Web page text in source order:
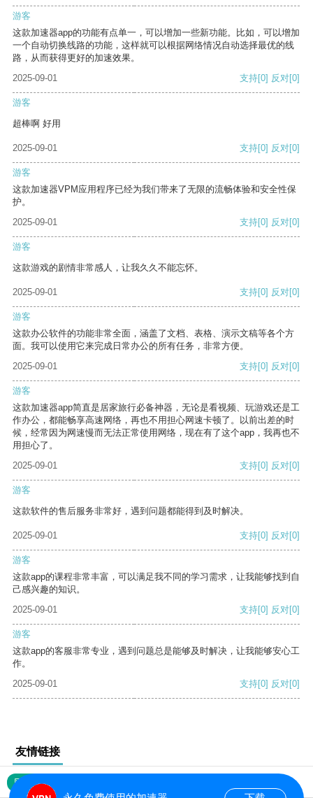
游客
这款加速器app的功能有点单一，可以增加一些新功能。比如，可以增加
一个自动切换线路的功能，这样就可以根据网络情况自动选择最优的线
路，从而获得更好的加速效果。
2025-09-01
支持[0] 反对[0]
游客
超棒啊 好用
2025-09-01 支持[0] 反对[0]
游客
这款加速器VPM应用程序已经为我们带来了无限的流畅体验和安全性保
护。
2025-09-01
支持[0] 反对[0]
游客
这款游戏的剧情非常感人，让我久久不能忘怀。
2025-09-01 支持[0] 反对[0]
游客
这款办公软件的功能非常全面，涵盖了文档、表格、演示文稿等各个方
面。我可以使用它来完成日常办公的所有任务，非常方便。
2025-09-01
支持[0] 反对[0]
游客
这款加速器app简直是居家旅行必备神器，无论是看视频、玩游戏还是工
作办公，都能畅享高速网络，再也不用担心网速卡顿了。以前出差的时
候，经常因为网速慢而无法正常使用网络，现在有了这个app，我再也不
用担心了。
2025-09-01
支持[0] 反对[0]
游客
这款软件的售后服务非常好，遇到问题都能得到及时解决。
2025-09-01 支持[0] 反对[0]
游客
这款app的课程非常丰富，可以满足我不同的学习需求，让我能够找到自
己感兴趣的知识。
2025-09-01
支持[0] 反对[0]
游客
这款app的客服非常专业，遇到问题总是能够及时解决，让我能够安心工
作。
2025-09-01
支持[0] 反对[0]
友情链接
网站地图